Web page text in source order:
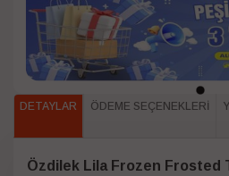
DETAYLAR ÖDEME SEÇENEKLERI
Özdilek Lila Frozen Frosted